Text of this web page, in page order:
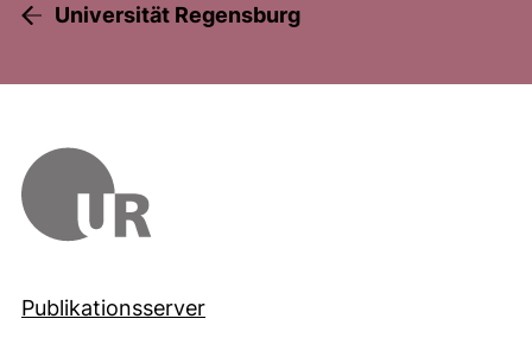
Universität Regensburg
Publikationsserver